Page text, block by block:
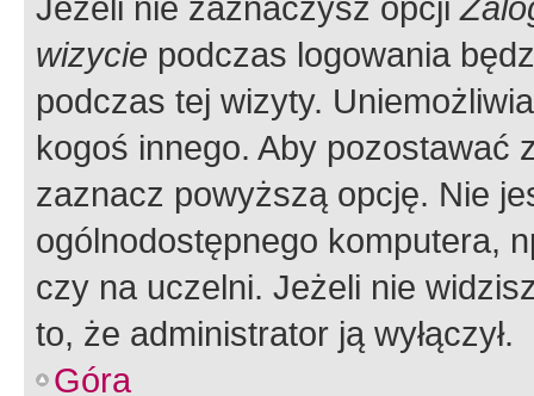
wizycie podczas logowania
podczas tej wizyty.
kogoś innego. Aby pozostawać
zaznacz powyższą opcję. Nie
ogólnodostępnego komputera,
czy na uczelni. Jeżeli nie
to, że administrator ją wyłączył.
Góra